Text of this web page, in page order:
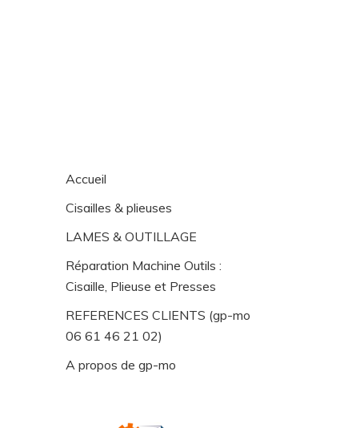
Accueil
Cisailles & plieuses
LAMES & OUTILLAGE
Réparation Machine Outils :
Cisaille, Plieuse et Presses
REFERENCES CLIENTS (gp-mo
06 61 46 21 02)
A propos de gp-mo